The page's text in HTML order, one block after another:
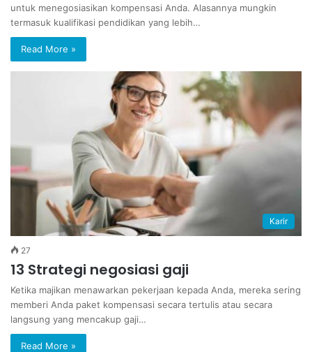
untuk menegosiasikan kompensasi Anda. Alasannya mungkin
termasuk kualifikasi pendidikan yang lebih…
Read More »
Karir
27
13 Strategi negosiasi gaji
Ketika majikan menawarkan pekerjaan kepada Anda, mereka sering
memberi Anda paket kompensasi secara tertulis atau secara
langsung yang mencakup gaji…
Read More »